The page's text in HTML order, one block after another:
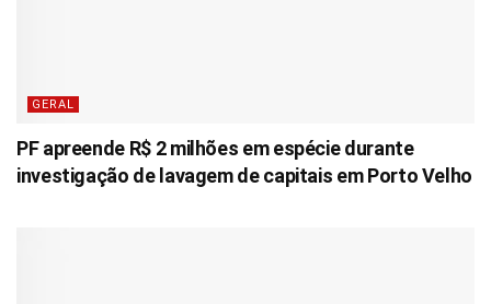
GERAL
PF apreende R$ 2 milhões em espécie durante
investigação de lavagem de capitais em Porto Velho